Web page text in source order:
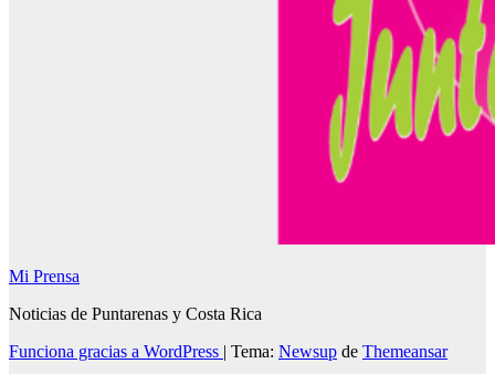
Mi Prensa
Noticias de Puntarenas y Costa Rica
Funciona gracias a WordPress | Tema: Newsup de Themeansar